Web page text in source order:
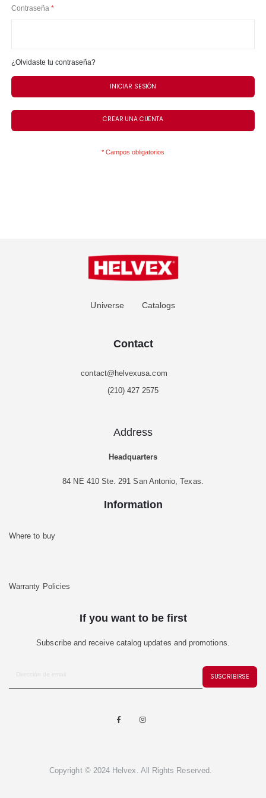
Contraseña
¿Olvidaste tu contraseña?
INICIAR SESIÓN
CREAR UNA CUENTA
Universe Catalogs
Contact
contact@helvexusa.com
(210) 427 2575
Address
Headquarters
84 NE 410 Ste. 291 San Antonio, Texas.
Information
Where to buy
Warranty Policies
If you want to be first
Subscribe and receive catalog updates and promotions.
SUSCRIBIRSE
Copyright © 2024 Helvex. All Rights Reserved.